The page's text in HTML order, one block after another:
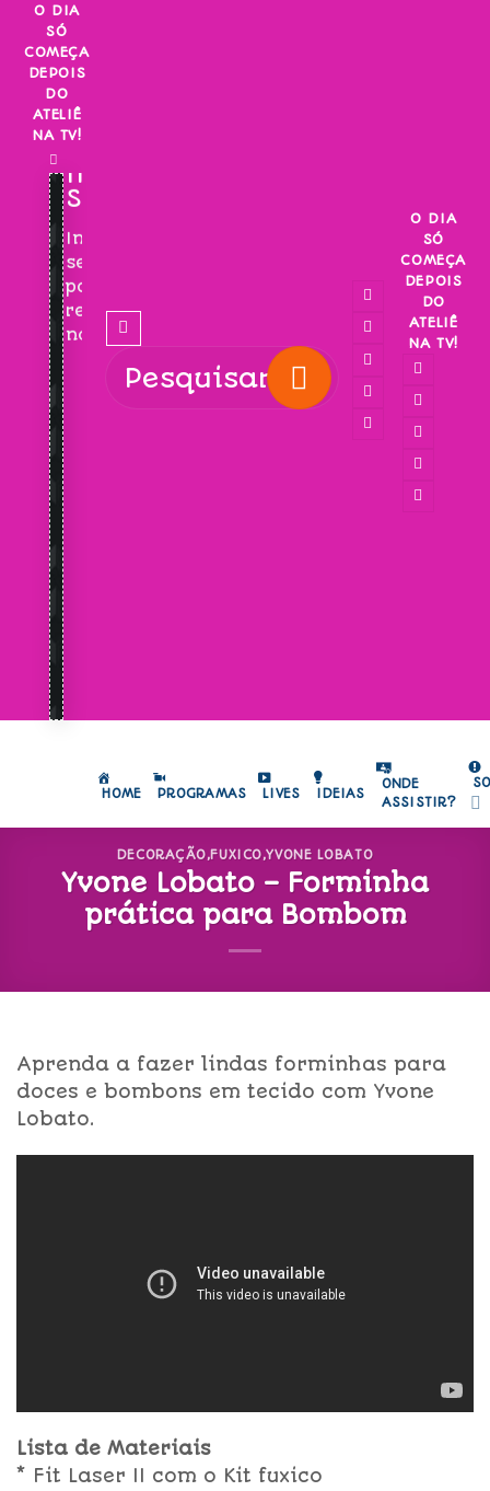
Skip
content
O DIA
SÓ
COMEÇA
DEPOIS
DO
ATELIÊ
NA TV!
INSCREVA-
SE!
Inscreva-
se
para
receber
novidades!
O DIA
SÓ
COMEÇA
DEPOIS
DO
ATELIÊ
NA TV!
HOME PROGRAMAS LIVES IDEIAS
ONDE
ASSISTIR?
DECORAÇÃO,FUXICO,YVONE LOBATO
Yvone Lobato – Forminha
prática para Bombom
Aprenda a fazer lindas forminhas para
doces e bombons em tecido com Yvone
Lobato.
Lista de Materiais
* Fit Laser II com o Kit fuxico